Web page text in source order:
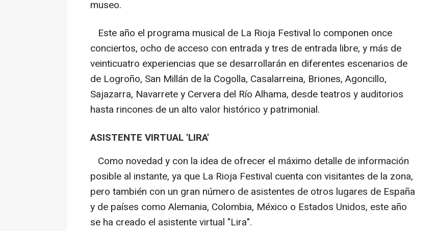
museo.
Este año el programa musical de La Rioja Festival lo componen once
conciertos, ocho de acceso con entrada y tres de entrada libre, y más de
veinticuatro experiencias que se desarrollarán en diferentes escenarios de
de Logroño, San Millán de la Cogolla, Casalarreina, Briones, Agoncillo,
Sajazarra, Navarrete y Cervera del Río Alhama, desde teatros y auditorios
hasta rincones de un alto valor histórico y patrimonial.
ASISTENTE VIRTUAL 'LIRA'
Como novedad y con la idea de ofrecer el máximo detalle de información
posible al instante, ya que La Rioja Festival cuenta con visitantes de la zona,
pero también con un gran número de asistentes de otros lugares de España
y de países como Alemania, Colombia, México o Estados Unidos, este año
se ha creado el asistente virtual "Lira".